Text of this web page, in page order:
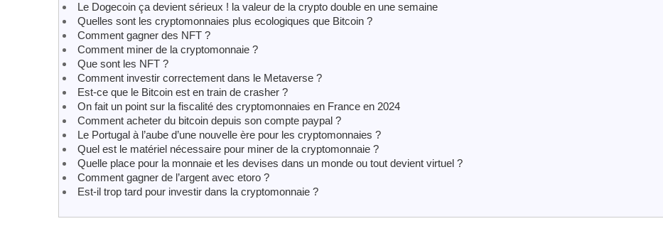
Le Dogecoin ça devient sérieux ! la valeur de la crypto double en une semaine
Quelles sont les cryptomonnaies plus ecologiques que Bitcoin ?
Comment gagner des NFT ?
Comment miner de la cryptomonnaie ?
Que sont les NFT ?
Comment investir correctement dans le Metaverse ?
Est-ce que le Bitcoin est en train de crasher ?
On fait un point sur la fiscalité des cryptomonnaies en France en 2024
Comment acheter du bitcoin depuis son compte paypal ?
Le Portugal à l’aube d’une nouvelle ère pour les cryptomonnaies ?
Quel est le matériel nécessaire pour miner de la cryptomonnaie ?
Quelle place pour la monnaie et les devises dans un monde ou tout devient virtuel ?
Comment gagner de l’argent avec etoro ?
Est-il trop tard pour investir dans la cryptomonnaie ?